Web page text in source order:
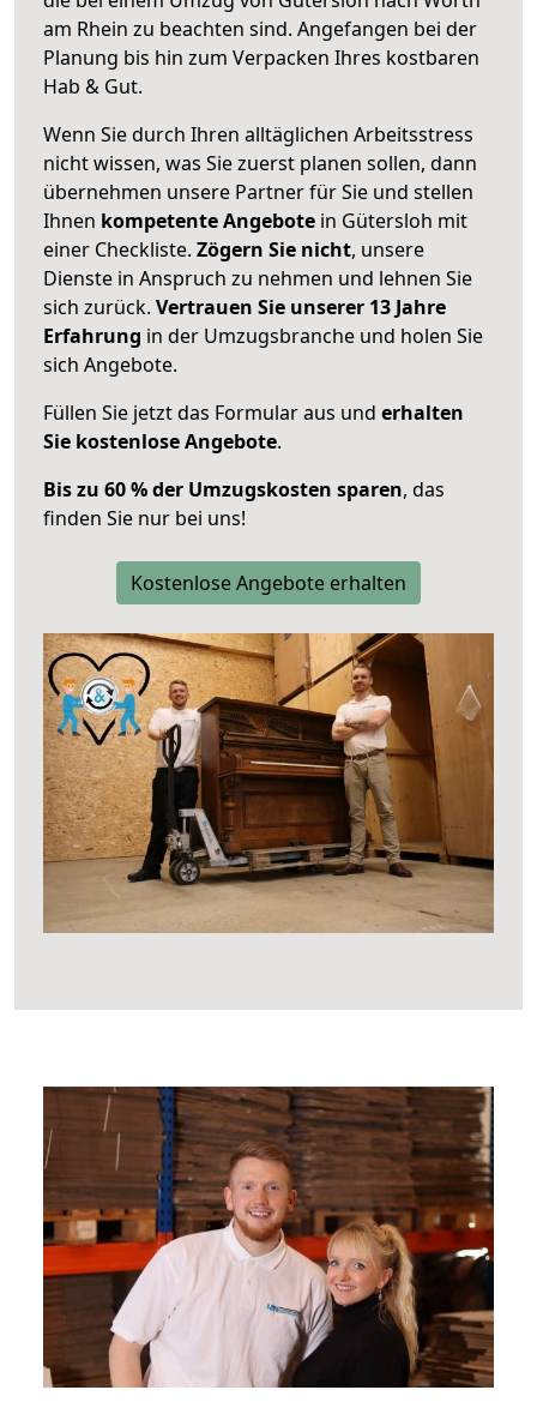
am Rhein zu beachten sind. Angefangen bei der
Planung bis hin zum Verpacken Ihres kostbaren
Hab & Gut.
Wenn Sie durch Ihren alltäglichen Arbeitsstress
nicht wissen, was Sie zuerst planen sollen, dann
übernehmen unsere Partner für Sie und stellen
Ihnen kompetente Angebote in Gütersloh mit
einer Checkliste. Zögern Sie nicht, unsere
Dienste in Anspruch zu nehmen und lehnen Sie
sich zurück. Vertrauen Sie unserer 13 Jahre
Erfahrung in der Umzugsbranche und holen Sie
sich Angebote.
Füllen Sie jetzt das Formular aus und erhalten
Sie kostenlose Angebote.
Bis zu 60 % der Umzugskosten sparen, das
finden Sie nur bei uns!
Kostenlose Angebote erhalten